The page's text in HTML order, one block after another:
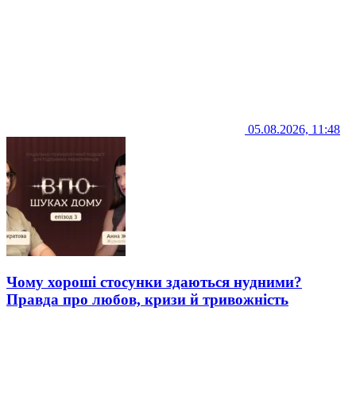
05.08.2026, 11:48
Чому хороші стосунки здаються нудними?
Правда про любов, кризи й тривожність